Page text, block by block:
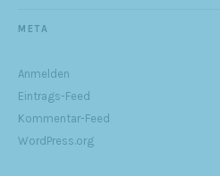
META
Anmelden
Eintrags-Feed
Kommentar-Feed
WordPress.org